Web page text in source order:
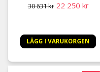
30 631 kr 22 250 kr
LÄGG I VARUKORGEN